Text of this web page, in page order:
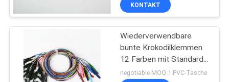
IN
VERBINDUNG
NACHRICHTEN
KONTAKT
Wiederverwendbare
bunte Krokodilklemmen
12 Farben mit Standard 1
Pin-LÄRM
negotiable MOQ:1 PVC-Tasche